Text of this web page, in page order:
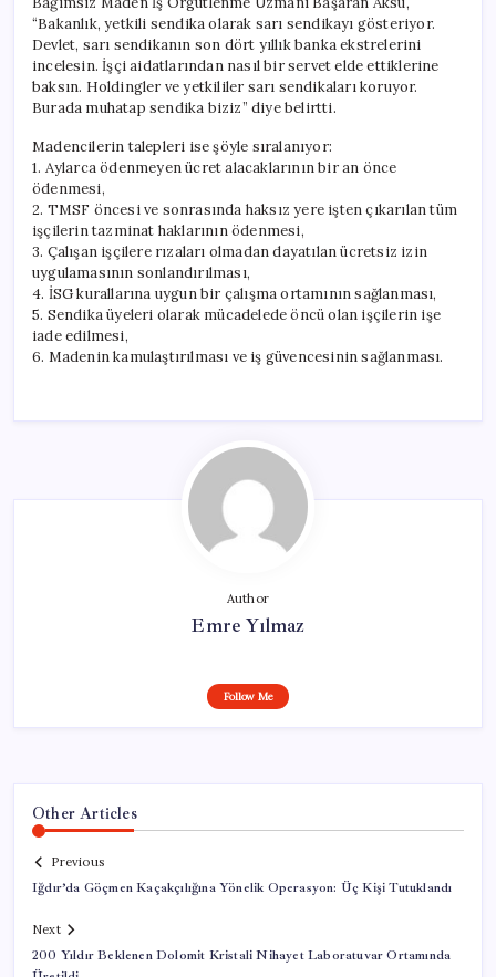
“Bakanlık, yetkili sendika olarak sarı sendikayı gösteriyor.
Devlet, sarı sendikanın son dört yıllık banka ekstrelerini
incelesin. İşçi aidatlarından nasıl bir servet elde ettiklerine
baksın. Holdingler ve yetkililer sarı sendikaları koruyor.
Burada muhatap sendika biziz” diye belirtti.
Madencilerin talepleri ise şöyle sıralanıyor:
1. Aylarca ödenmeyen ücret alacaklarının bir an önce
ödenmesi,
2. TMSF öncesi ve sonrasında haksız yere işten çıkarılan tüm
işçilerin tazminat haklarının ödenmesi,
3. Çalışan işçilere rızaları olmadan dayatılan ücretsiz izin
uygulamasının sonlandırılması,
4. İSG kurallarına uygun bir çalışma ortamının sağlanması,
5. Sendika üyeleri olarak mücadelede öncü olan işçilerin işe
iade edilmesi,
6. Madenin kamulaştırılması ve iş güvencesinin sağlanması.
Author
Emre Yılmaz
Follow Me
Other Articles
Previous
Iğdır’da Göçmen Kaçakçılığına Yönelik Operasyon: Üç Kişi Tutuklandı
Next
200 Yıldır Beklenen Dolomit Kristali Nihayet Laboratuvar Ortamında